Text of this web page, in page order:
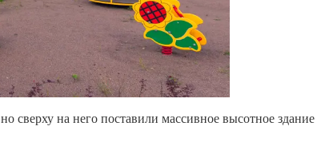
сверху на него поставили массивное высотное здание